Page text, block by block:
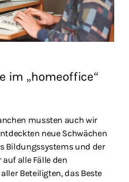
im „homeoffice“
mussten auch wir
neue Schwächen
Bildungssystems und der
alle Fälle den
Beteiligten, das Beste